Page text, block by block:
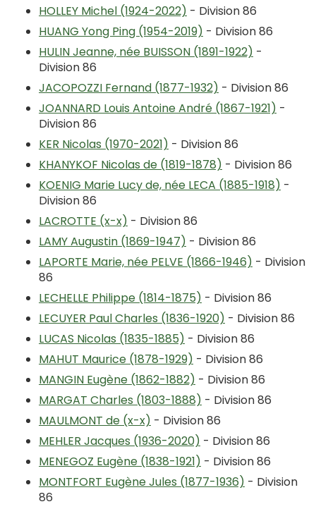
HOLLEY Michel (1924-2022) - Division 86
HUANG Yong Ping (1954-2019) - Division 86
HULIN Jeanne, née BUISSON (1891-1922) -
Division 86
JACOPOZZI Fernand (1877-1932) - Division 86
JOANNARD Louis Antoine André (1867-1921) -
Division 86
KER Nicolas (1970-2021) - Division 86
KHANYKOF Nicolas de (1819-1878) - Division 86
KOENIG Marie Lucy de, née LECA (1885-1918) -
Division 86
LACROTTE (x-x) - Division 86
LAMY Augustin (1869-1947) - Division 86
LAPORTE Marie, née PELVE (1866-1946) - Division
86
LECHELLE Philippe (1814-1875) - Division 86
LECUYER Paul Charles (1836-1920) - Division 86
LUCAS Nicolas (1835-1885) - Division 86
MAHUT Maurice (1878-1929) - Division 86
MANGIN Eugène (1862-1882) - Division 86
MARGAT Charles (1803-1888) - Division 86
MAULMONT de (x-x) - Division 86
MEHLER Jacques (1936-2020) - Division 86
MENEGOZ Eugène (1838-1921) - Division 86
MONTFORT Eugène Jules (1877-1936) - Division
86